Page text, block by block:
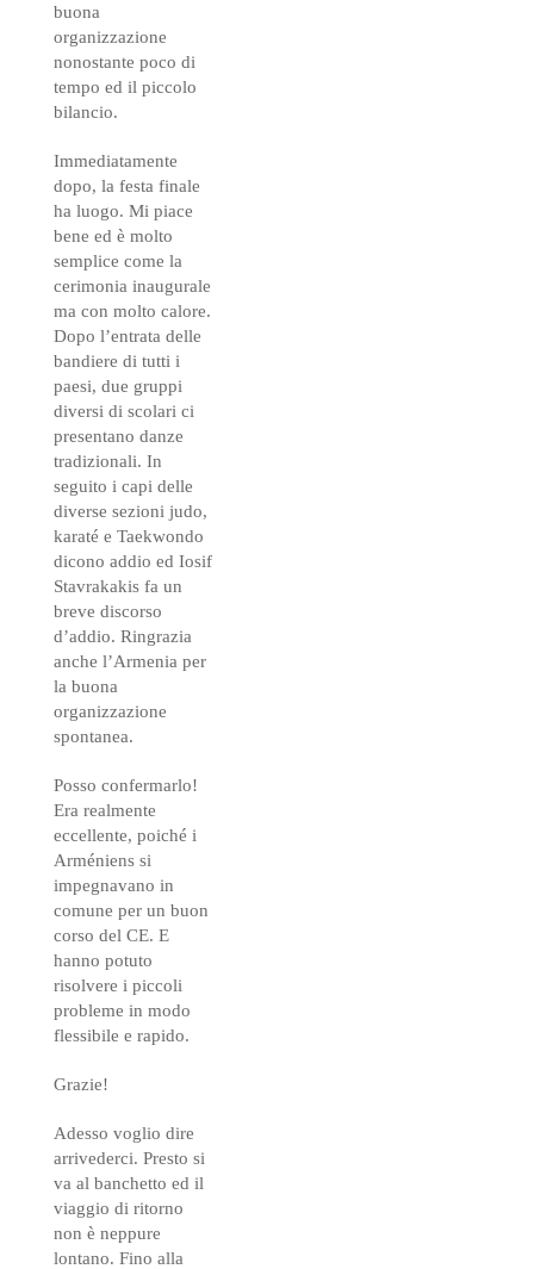
buona
organizzazione
nonostante poco di
tempo ed il piccolo
bilancio.
Immediatamente
dopo, la festa finale
ha luogo. Mi piace
bene ed è molto
semplice come la
cerimonia inaugurale
ma con molto calore.
Dopo l’entrata delle
bandiere di tutti i
paesi, due gruppi
diversi di scolari ci
presentano danze
tradizionali. In
seguito i capi delle
diverse sezioni judo,
karaté e Taekwondo
dicono addio ed Iosif
Stavrakakis fa un
breve discorso
d’addio. Ringrazia
anche l’Armenia per
la buona
organizzazione
spontanea.
Posso confermarlo!
Era realmente
eccellente, poiché i
Arméniens si
impegnavano in
comune per un buon
corso del CE. E
hanno potuto
risolvere i piccoli
probleme in modo
flessibile e rapido.
Grazie!
Adesso voglio dire
arrivederci. Presto si
va al banchetto ed il
viaggio di ritorno
non è neppure
lontano. Fino alla